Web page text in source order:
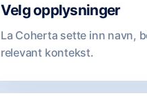
Velg opplysninger
La Coherta sette inn navn,
relevant kontekst.